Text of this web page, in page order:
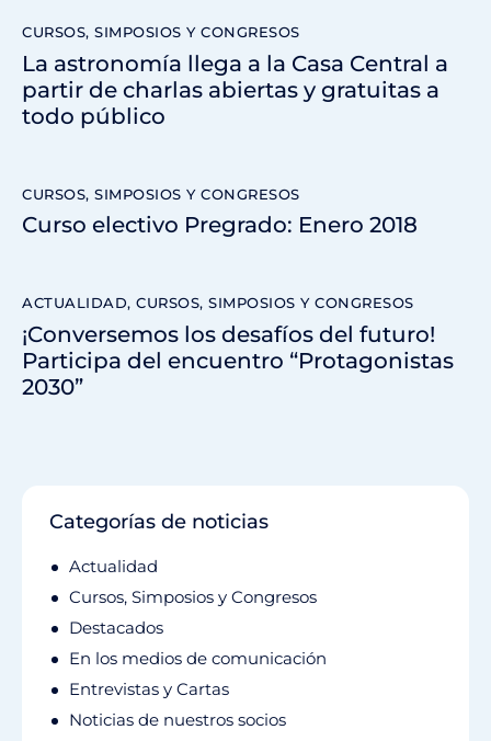
CURSOS, SIMPOSIOS Y CONGRESOS
La astronomía llega a la Casa Central a
partir de charlas abiertas y gratuitas a
todo público
CURSOS, SIMPOSIOS Y CONGRESOS
Curso electivo Pregrado: Enero 2018
ACTUALIDAD, CURSOS, SIMPOSIOS Y CONGRESOS
¡Conversemos los desafíos del futuro!
Participa del encuentro “Protagonistas
2030”
Categorías de noticias
Actualidad
Cursos, Simposios y Congresos
Destacados
En los medios de comunicación
Entrevistas y Cartas
Noticias de nuestros socios